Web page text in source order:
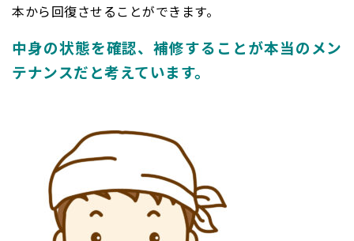
本から回復させることができます。
中身の状態を確認、補修することが本当のメン
テナンスだと考えています。